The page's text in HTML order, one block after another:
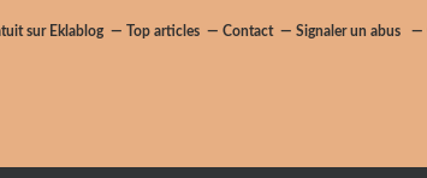
sur Eklablog Top articles Contact Signaler un abus